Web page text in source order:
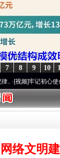
10
9
8
7
心使命 奋进复兴征程
络文明